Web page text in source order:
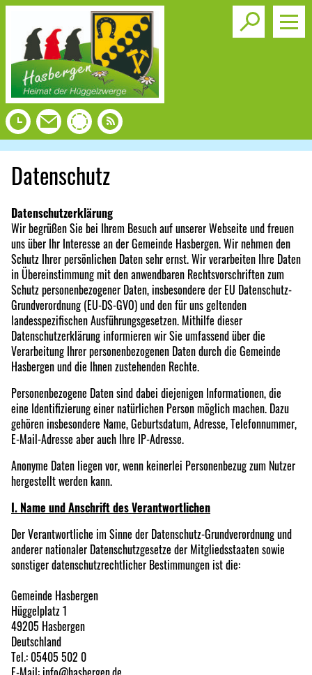
Toggle
Datenschutz
Datenschutzerklärung
Wir begrüßen Sie bei Ihrem Besuch auf unserer Webseite und freuen
uns über Ihr Interesse an der Gemeinde Hasbergen. Wir nehmen den
Schutz Ihrer persönlichen Daten sehr ernst. Wir verarbeiten Ihre Daten
in Übereinstimmung mit den anwendbaren Rechtsvorschriften zum
Schutz personenbezogener Daten, insbesondere der EU Datenschutz-
Grundverordnung (EU-DS-GVO) und den für uns geltenden
landesspezifischen Ausführungsgesetzen. Mithilfe dieser
Datenschutzerklärung informieren wir Sie umfassend über die
Verarbeitung Ihrer personenbezogenen Daten durch die Gemeinde
Hasbergen und die Ihnen zustehenden Rechte.
Personenbezogene Daten sind dabei diejenigen Informationen, die
eine Identifizierung einer natürlichen Person möglich machen. Dazu
gehören insbesondere Name, Geburtsdatum, Adresse, Telefonnummer,
E-Mail-Adresse aber auch Ihre IP-Adresse.
Anonyme Daten liegen vor, wenn keinerlei Personenbezug zum Nutzer
hergestellt werden kann.
I. Name und Anschrift des Verantwortlichen
Der Verantwortliche im Sinne der Datenschutz-Grundverordnung und
anderer nationaler Datenschutzgesetze der Mitgliedsstaaten sowie
sonstiger datenschutzrechtlicher Bestimmungen ist die:
Gemeinde Hasbergen
Hüggelplatz 1
49205 Hasbergen
Deutschland
Tel.: 05405 502 0